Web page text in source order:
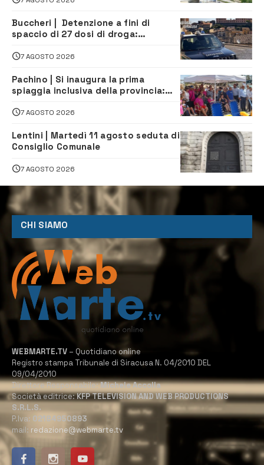
Buccheri | Detenzione a fini di
spaccio di 27 dosi di droga:
7 AGOSTO 2026
Pachino | Si inaugura la prima
spiaggia inclusiva della provincia:
tutti
7 AGOSTO 2026
Lentini | Martedì 11 agosto seduta di
Consiglio Comunale
7 AGOSTO 2026
CHI SIAMO
WEBMARTE.TV – Quotidiano online
Registro stampa Tribunale di Siracusa N. 04/2010 DEL
09/04/2010
Direttore Responsabile:Michele Accolla
Società editrice:KFP TELEVISION AND WEB PRODUCTIONS
S.R.L.S.
P.Iva: 02184950893
mail: redazione@webmarte.tv